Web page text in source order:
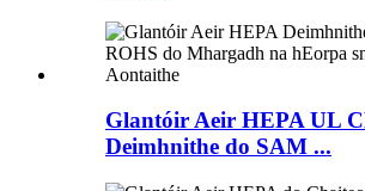
Glantóir Aeir HEPA UL
Deimhnithe do SAM ...